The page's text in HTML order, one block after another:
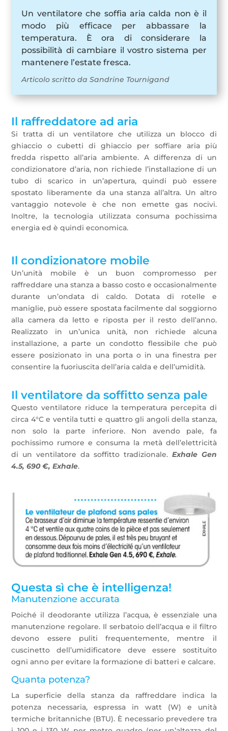
Un ventilatore che soffia aria calda non è il
modo più efficace per abbassare la
temperatura. È ora di considerare la
possibilità di cambiare il vostro sistema per
mantenere l’estate fresca.
Articolo scritto da Sandrine Tournigand
Il raffreddatore ad aria
Si tratta di un ventilatore che utilizza un blocco di
ghiaccio o cubetti di ghiaccio per soffiare aria più
fredda rispetto all’aria ambiente. A differenza di un
condizionatore d’aria, non richiede l’installazione di un
tubo di scarico in un’apertura, quindi può essere
spostato liberamente da una stanza all’altra. Un altro
vantaggio notevole è che non emette gas nocivi.
Inoltre, la tecnologia utilizzata consuma pochissima
energia ed è quindi economica.
Il condizionatore mobile
Un’unità mobile è un buon compromesso per
raffreddare una stanza a basso costo e occasionalmente
durante un’ondata di caldo. Dotata di rotelle e
maniglie, può essere spostata facilmente dal soggiorno
alla camera da letto e riposta per il resto dell’anno.
Realizzato in un’unica unità, non richiede alcuna
installazione, a parte un condotto flessibile che può
essere posizionato in una porta o in una finestra per
consentire la fuoriuscita dell’aria calda e dell’umidità.
Il ventilatore da soffitto senza pale
Questo ventilatore riduce la temperatura percepita di
circa 4°C e ventila tutti e quattro gli angoli della stanza,
non solo la parte inferiore. Non avendo pale, fa
pochissimo rumore e consuma la metà dell’elettricità
di un ventilatore da soffitto tradizionale. Exhale Gen
4.5, 690 €, Exhale.
Questa sì che è intelligenza!
Manutenzione accurata
Poiché il deodorante utilizza l’acqua, è essenziale una
manutenzione regolare. Il serbatoio dell’acqua e il filtro
devono essere puliti frequentemente, mentre il
cuscinetto dell’umidificatore deve essere sostituito
ogni anno per evitare la formazione di batteri e calcare.
Quanta potenza?
La superficie della stanza da raffreddare indica la
potenza necessaria, espressa in watt (W) e unità
termiche britanniche (BTU). È necessario prevedere tra